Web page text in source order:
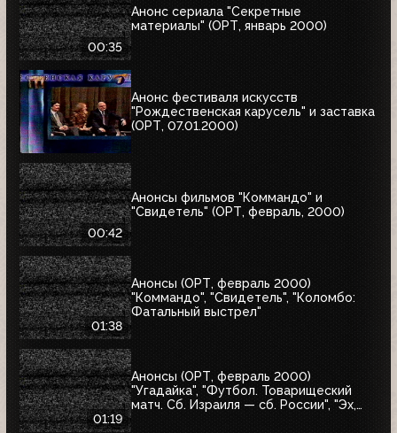
00:35
Анонс сериала "Секретные
материалы" (ОРТ, январь 2000)
Анонс фестиваля искусств
"Рождественская карусель" и заставка
(ОРТ, 07.01.2000)
00:42
Анонсы фильмов "Коммандо" и
"Свидетель" (ОРТ, февраль, 2000)
01:38
Анонсы (ОРТ, февраль 2000)
"Коммандо", "Свидетель", "Коломбо:
Фатальный выстрел"
01:19
Анонсы (ОРТ, февраль 2000)
"Угадайка", "Футбол. Товарищеский
матч. Сб. Израиля — сб. России", "Эх,